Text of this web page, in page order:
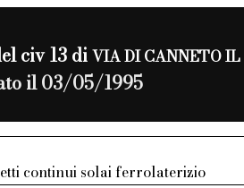
civ 13 diVIA DI CANNETO IL
il 03/05/1995
continui solai ferrolaterizio